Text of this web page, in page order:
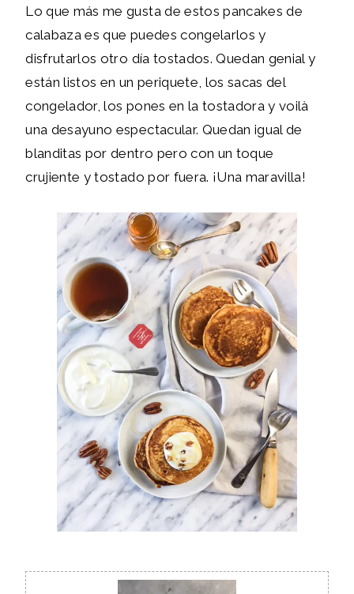
Lo que más me gusta de estos pancakes de
calabaza es que puedes congelarlos y
disfrutarlos otro día tostados. Quedan genial y
están listos en un periquete, los sacas del
congelador, los pones en la tostadora y voilà
una desayuno espectacular. Quedan igual de
blanditas por dentro pero con un toque
crujiente y tostado por fuera. ¡Una maravilla!